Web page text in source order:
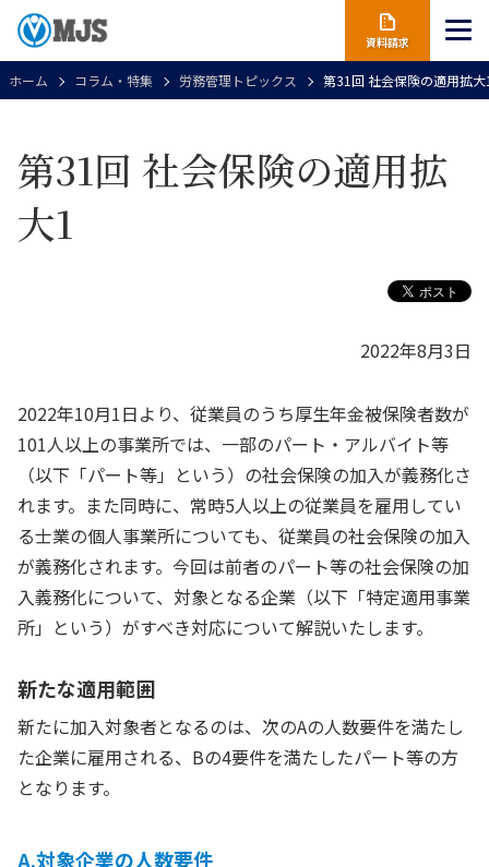
資料請求
ホーム コラム・特集 労務管理トピックス 第31回 社会保険の適用拡大
第31回 社会保険の適用拡
大1
2022年8月3日
2022年10月1日より、従業員のうち厚生年金被保険者数が
101人以上の事業所では、一部のパート・アルバイト等
（以下「パート等」という）の社会保険の加入が義務化さ
れます。また同時に、常時5人以上の従業員を雇用してい
る士業の個人事業所についても、従業員の社会保険の加入
が義務化されます。今回は前者のパート等の社会保険の加
入義務化について、対象となる企業（以下「特定適用事業
所」という）がすべき対応について解説いたします。
新たな適用範囲
新たに加入対象者となるのは、次のAの人数要件を満たし
た企業に雇用される、Bの4要件を満たしたパート等の方
となります。
A.対象企業の人数要件